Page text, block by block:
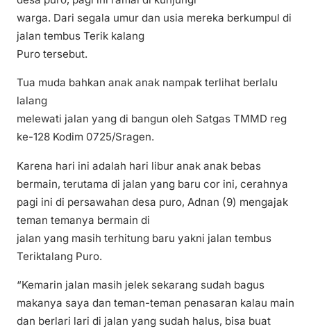
warga. Dari segala umur dan usia mereka berkumpul di
jalan tembus Terik kalang
Puro tersebut.
Tua muda bahkan anak anak nampak terlihat berlalu
lalang
melewati jalan yang di bangun oleh Satgas TMMD reg
ke-128 Kodim 0725/Sragen.
Karena hari ini adalah hari libur anak anak bebas
bermain, terutama di jalan yang baru cor ini, cerahnya
pagi ini di persawahan desa puro, Adnan (9) mengajak
teman temanya bermain di
jalan yang masih terhitung baru yakni jalan tembus
Teriktalang Puro.
“Kemarin jalan masih jelek sekarang sudah bagus
makanya saya dan teman-teman penasaran kalau main
dan berlari lari di jalan yang sudah halus, bisa buat